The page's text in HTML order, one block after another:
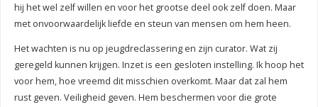
hij het wel zelf willen en voor het grootse deel ook zelf doen. Maar
met onvoorwaardelijk liefde en steun van mensen om hem heen.
Het wachten is nu op jeugdreclassering en zijn curator. Wat zij
geregeld kunnen krijgen. Inzet is een gesloten instelling. Ik hoop het
voor hem, hoe vreemd dit misschien overkomt. Maar dat zal hem
rust geven. Veiligheid geven. Hem beschermen voor die grote